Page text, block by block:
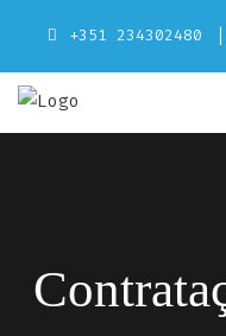
content
+351 234302480